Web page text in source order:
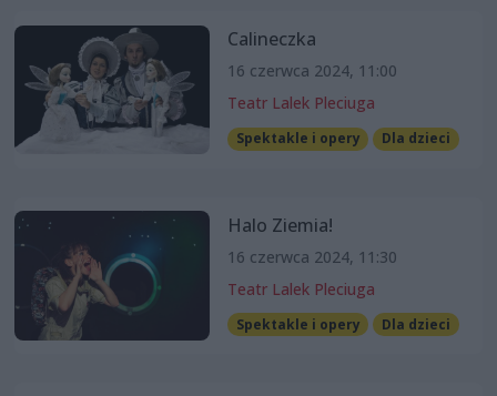
Calineczka
16 czerwca 2024, 11:00
Teatr Lalek Pleciuga
Spektakle i opery Dla dzieci
Halo Ziemia!
16 czerwca 2024, 11:30
Teatr Lalek Pleciuga
Spektakle i opery Dla dzieci